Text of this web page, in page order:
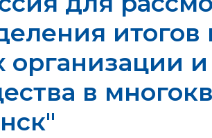
организации
в